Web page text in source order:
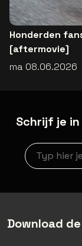
Honderden
[aftermovie]
ma 08.06.2026
Schrijf je
Nieuwsbrief
Download